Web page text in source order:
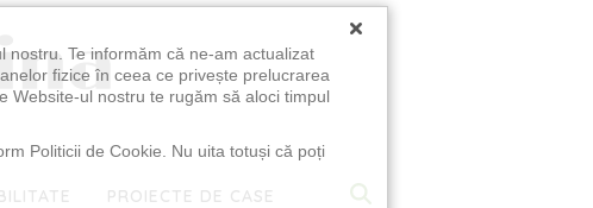
PROIECTE DE CASE
×
nostru. Te informăm că ne-am actualizat
fizice în ceea ce privește prelucrarea
Website-ul nostru te rugăm să aloci timpul
Politicii de Cookie. Nu uita totuși că poți